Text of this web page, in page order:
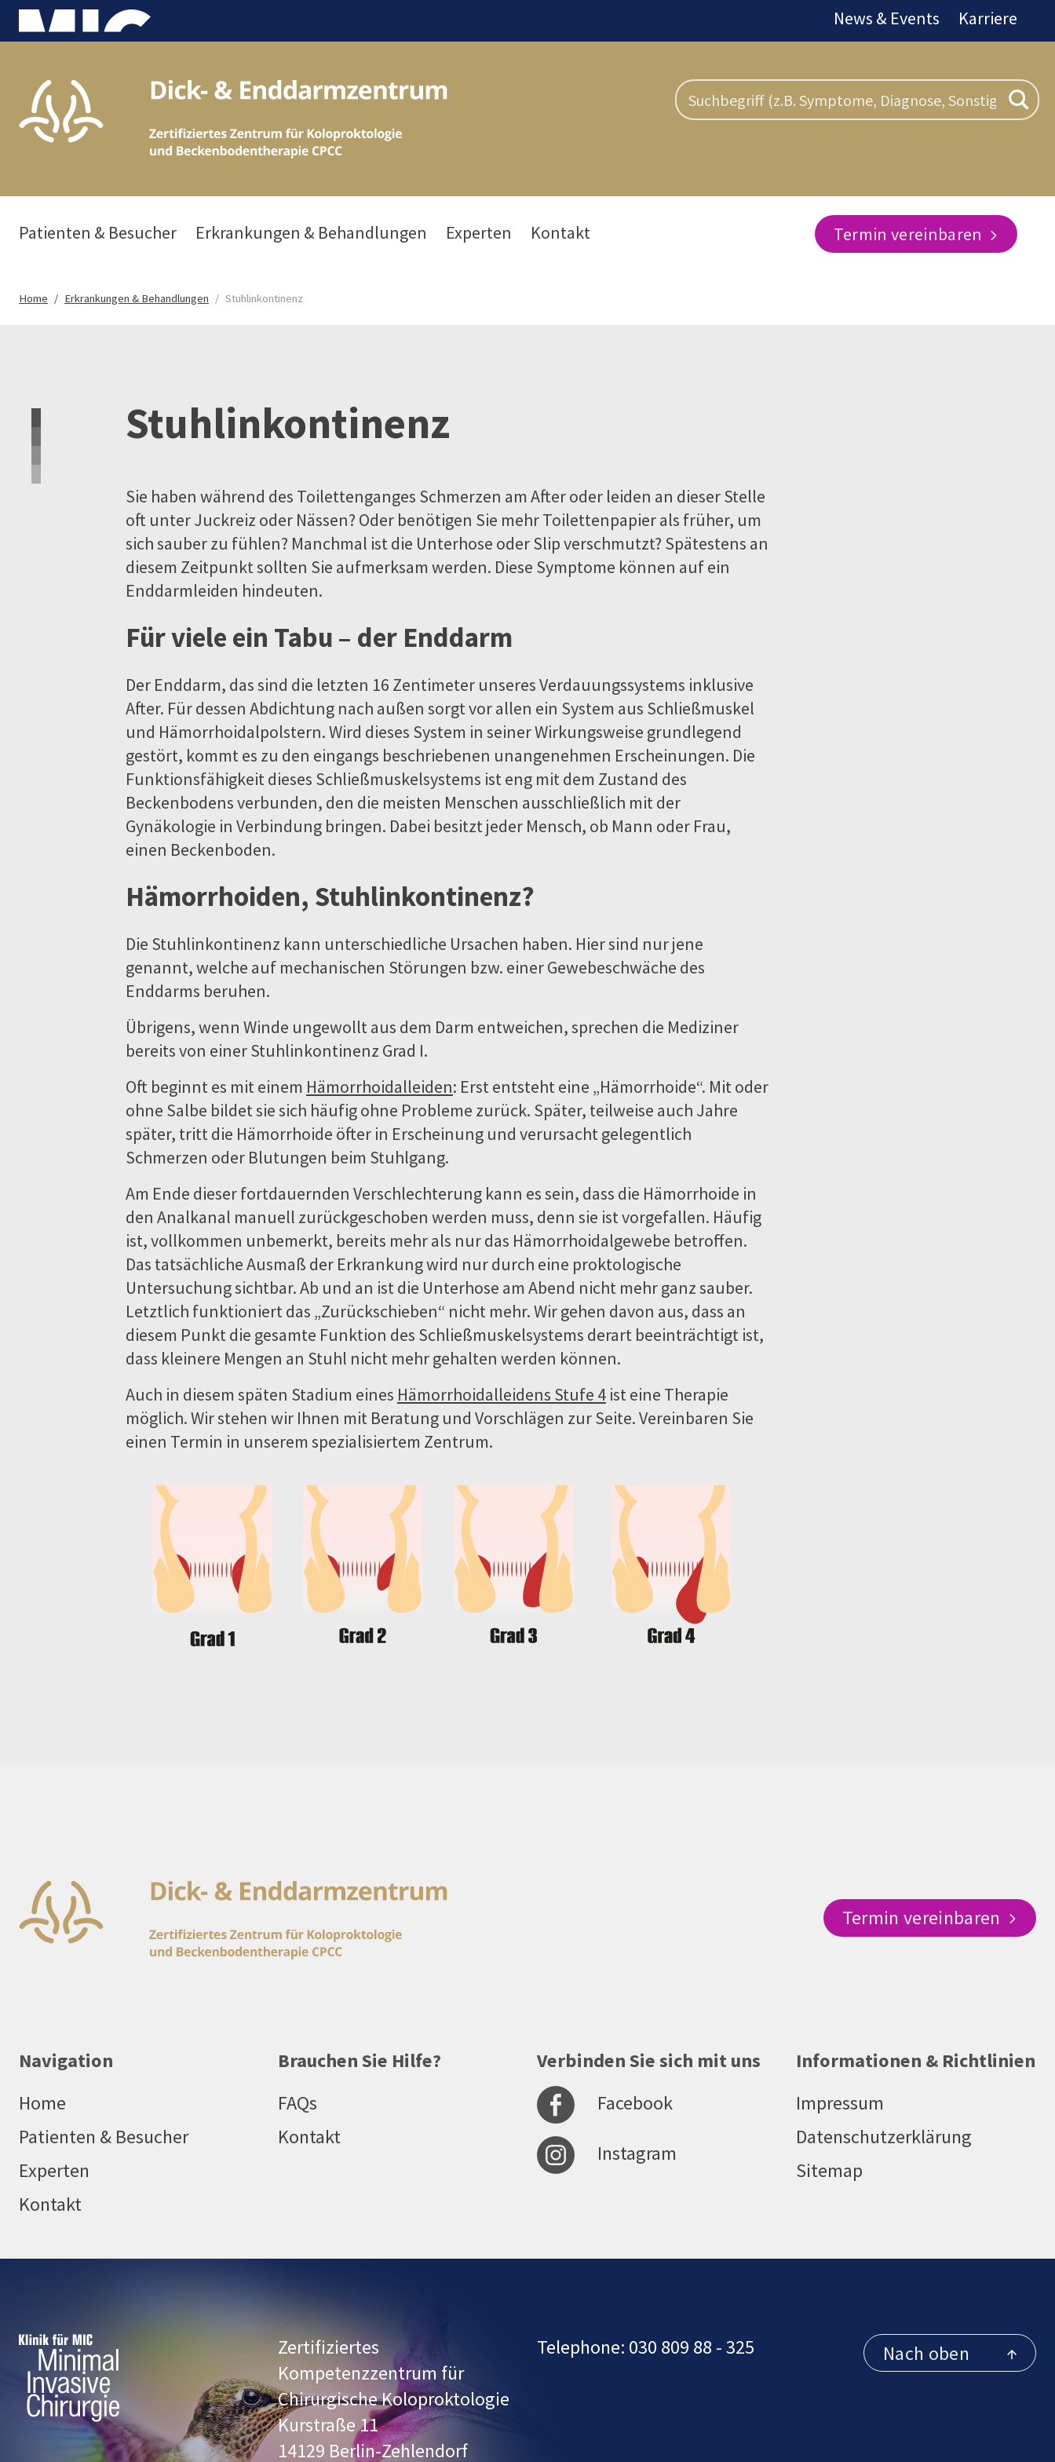
News & Events Karriere
Patienten & Besucher Erkrankungen & Behandlungen Experten Kontakt Termin vereinbaren
Home Erkrankungen & Behandlungen Stuhlinkontinenz
Stuhlinkontinenz
Sie haben während des Toilettenganges Schmerzen am After oder leiden an dieser Stelle
oft unter Juckreiz oder Nässen? Oder benötigen Sie mehr Toilettenpapier als früher, um
sich sauber zu fühlen? Manchmal ist die Unterhose oder Slip verschmutzt? Spätestens an
diesem Zeitpunkt sollten Sie aufmerksam werden. Diese Symptome können auf ein
Enddarmleiden hindeuten.
Für viele ein Tabu – der Enddarm
Der Enddarm, das sind die letzten 16 Zentimeter unseres Verdauungssystems inklusive
After. Für dessen Abdichtung nach außen sorgt vor allen ein System aus Schließmuskel
und Hämorrhoidalpolstern. Wird dieses System in seiner Wirkungsweise grundlegend
gestört, kommt es zu den eingangs beschriebenen unangenehmen Erscheinungen. Die
Funktionsfähigkeit dieses Schließmuskelsystems ist eng mit dem Zustand des
Beckenbodens verbunden, den die meisten Menschen ausschließlich mit der
Gynäkologie in Verbindung bringen. Dabei besitzt jeder Mensch, ob Mann oder Frau,
einen Beckenboden.
Hämorrhoiden, Stuhlinkontinenz?
Die Stuhlinkontinenz kann unterschiedliche Ursachen haben. Hier sind nur jene
genannt, welche auf mechanischen Störungen bzw. einer Gewebeschwäche des
Enddarms beruhen.
Übrigens, wenn Winde ungewollt aus dem Darm entweichen, sprechen die Mediziner
bereits von einer Stuhlinkontinenz Grad I.
Oft beginnt es mit einem Hämorrhoidalleiden: Erst entsteht eine „Hämorrhoide“. Mit oder
ohne Salbe bildet sie sich häufig ohne Probleme zurück. Später, teilweise auch Jahre
später, tritt die Hämorrhoide öfter in Erscheinung und verursacht gelegentlich
Schmerzen oder Blutungen beim Stuhlgang.
Am Ende dieser fortdauernden Verschlechterung kann es sein, dass die Hämorrhoide in
den Analkanal manuell zurückgeschoben werden muss, denn sie ist vorgefallen. Häufig
ist, vollkommen unbemerkt, bereits mehr als nur das Hämorrhoidalgewebe betroffen.
Das tatsächliche Ausmaß der Erkrankung wird nur durch eine proktologische
Untersuchung sichtbar. Ab und an ist die Unterhose am Abend nicht mehr ganz sauber.
Letztlich funktioniert das „Zurückschieben“ nicht mehr. Wir gehen davon aus, dass an
diesem Punkt die gesamte Funktion des Schließmuskelsystems derart beeinträchtigt ist,
dass kleinere Mengen an Stuhl nicht mehr gehalten werden können.
Auch in diesem späten Stadium eines Hämorrhoidalleidens Stufe 4 ist eine Therapie
möglich. Wir stehen wir Ihnen mit Beratung und Vorschlägen zur Seite. Vereinbaren Sie
einen Termin in unserem spezialisiertem Zentrum.
Termin vereinbaren
Navigation
Home
Patienten & Besucher
Experten
Kontakt
Brauchen Sie Hilfe?
FAQs
Kontakt
Verbinden Sie sich mit uns
Facebook
Instagram
Informationen & Richtlinien
Impressum
Datenschutzerklärung
Sitemap
Zertifiziertes
Kompetenzzentrum für
Chirurgische Koloproktologie
Kurstraße 11
14129 Berlin-Zehlendorf
Telephone: 030 809 88 - 325 Nach oben